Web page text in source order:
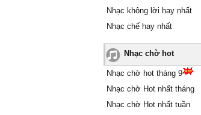
Nhạc không lời hay nhất
Nhạc chế hay nhất
Nhạc chờ hot
Nhạc chờ hot tháng 9
Nhạc chờ Hot nhất tháng
Nhạc chờ Hot nhất tuần